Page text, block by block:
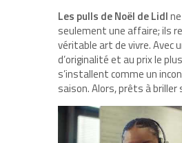
Les pulls de Noël de Lidl
seulement une affaire; ils
véritable art de vivre. Avec
d’originalité et au prix le
s’installent comme un
saison. Alors, prêts à briller